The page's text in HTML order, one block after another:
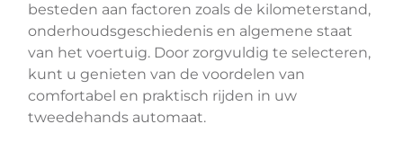
besteden aan factoren zoals de kilometerstand,
onderhoudsgeschiedenis en algemene staat
van het voertuig. Door zorgvuldig te selecteren,
kunt u genieten van de voordelen van
comfortabel en praktisch rijden in uw
tweedehands automaat.